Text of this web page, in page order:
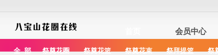
会员中心
全 部 祭奠花圈 祭奠花篮 祭奠花束 祭拜提篮 祭